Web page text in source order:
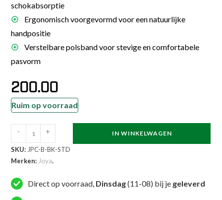
schokabsorptie
Ergonomisch voorgevormd voor een natuurlijke
handpositie
Verstelbare polsband voor stevige en comfortabele
pasvorm
200.00
Ruim op voorraad
Joya
Performance
CM200
Zwart
Carbon
- + IN WINKELWAGEN
SKU: JPC-B-BK-STD
Merken: Joya.
Direct op voorraad, Dinsdag(11-08) bij je geleverd